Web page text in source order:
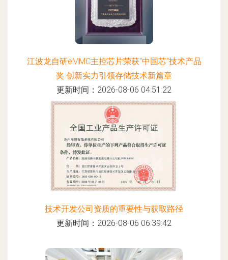
江波龙自研eMMC主控芯片荣获“中国芯”技术产品
奖 创新实力引领存储技术新篇章
更新时间：2026-08-06 04:51:22
技术开发公司资质的重要性与获取路径
更新时间：2026-08-06 06:39:42